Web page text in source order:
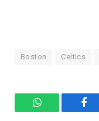
Boston Celtics
WhatsApp